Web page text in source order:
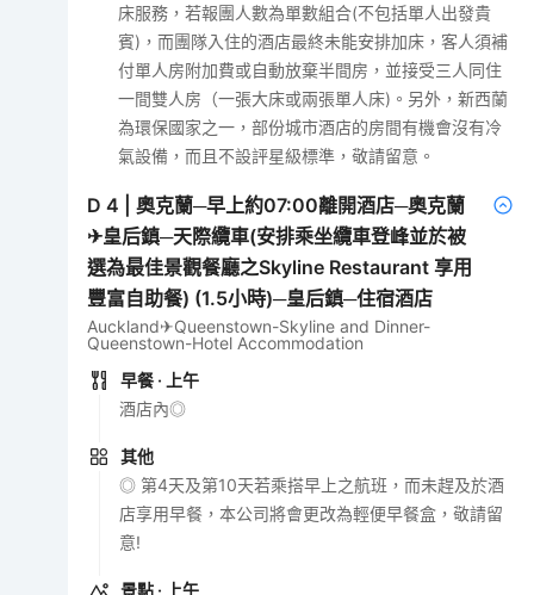
床服務，若報團人數為單數組合(不包括單人出發貴
賓)，而團隊入住的酒店最終未能安排加床，客人須補
付單人房附加費或自動放棄半間房，並接受三人同住
一間雙人房（一張大床或兩張單人床)。另外，新西蘭
為環保國家之一，部份城市酒店的房間有機會沒有冷
氣設備，而且不設評星級標準，敬請留意。
D4 |奧克蘭─早上約07:00離開酒店─奧克蘭
✈皇后鎮─天際纜車(安排乘坐纜車登峰並於被
選為最佳景觀餐廳之Skyline Restaurant 享用
豐富自助餐) (1.5小時)─皇后鎮─住宿酒店
Auckland✈Queenstown-Skyline and Dinner-
Queenstown-Hotel Accommodation
早餐 · 上午
酒店內◎
其他
◎ 第4天及第10天若乘搭早上之航班，而未趕及於酒
店享用早餐，本公司將會更改為輕便早餐盒，敬請留
意!
景點 · 上午